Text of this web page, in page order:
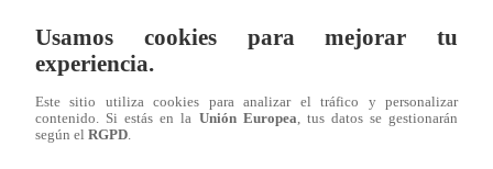
Messi, a 19 años de su debut en los
Mundiales
Usamos cookies para mejorar tu
experiencia.
Este sitio utiliza cookies para analizar el tráfico y personalizar
contenido. Si estás en la Unión Europea, tus datos se gestionarán
según el RGPD.